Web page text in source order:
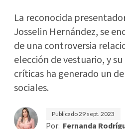
La reconocida
Josselin Hernández, se
de una controversia
elección de vestuario, y
críticas ha generado un
sociales.
Publicado29 sept. 2023
Por: Fernanda